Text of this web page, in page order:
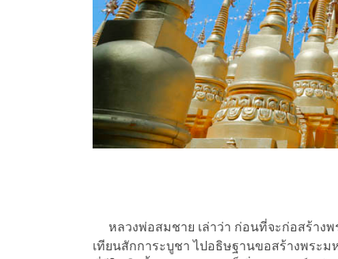
หลวงพ่อสมชาย เล่าว่า ก่อนที่จะก่อสร้างพ
เทียนสักการะบูชา ไปอธิษฐานขอสร้างพระม